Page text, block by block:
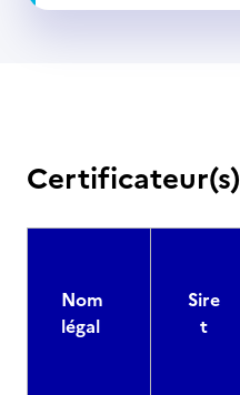
Certificateur(s)
Nom
légal
Sire
t